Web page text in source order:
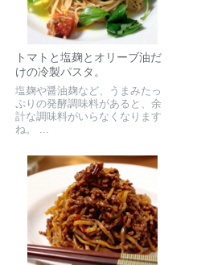
トマトと塩麹とオリーブ油だ
けの冷製パスタ。
塩麹や醤油麹など、うまみたっ
ぷりの発酵調味料があると、余
計な調味料がいらなくなります
ね。 ...